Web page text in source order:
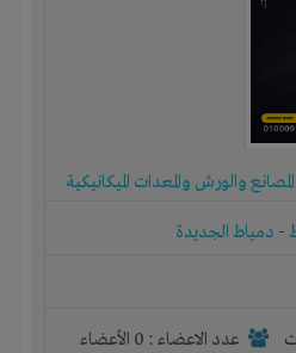
والورش والمعدات الميكانيكية
- دمياط الجديدة
عدد الاعضاء : 0 الأعضاء